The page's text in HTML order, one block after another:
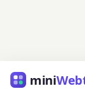
mini